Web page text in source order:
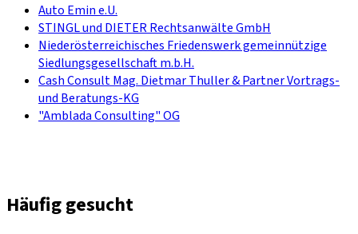
Auto Emin e.U.
STINGL und DIETER Rechtsanwälte GmbH
Niederösterreichisches Friedenswerk gemeinnützige
Siedlungsgesellschaft m.b.H.
Cash Consult Mag. Dietmar Thuller & Partner Vortrags-
und Beratungs-KG
"Amblada Consulting" OG
Häufig gesucht